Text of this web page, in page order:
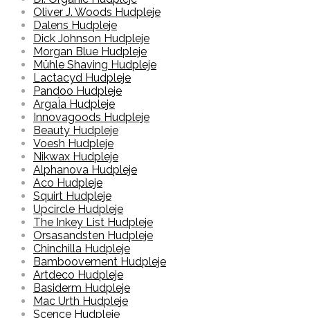
Oliver J. Woods Hudpleje
Dalens Hudpleje
Dick Johnson Hudpleje
Morgan Blue Hudpleje
Mühle Shaving Hudpleje
Lactacyd Hudpleje
Pandoo Hudpleje
ArgaÏa Hudpleje
Innovagoods Hudpleje
Beauty Hudpleje
Voesh Hudpleje
Nikwax Hudpleje
Alphanova Hudpleje
Aco Hudpleje
Squirt Hudpleje
Upcircle Hudpleje
The Inkey List Hudpleje
Orsasandsten Hudpleje
Chinchilla Hudpleje
Bamboovement Hudpleje
Artdeco Hudpleje
Basiderm Hudpleje
Mac Urth Hudpleje
Scence Hudpleje